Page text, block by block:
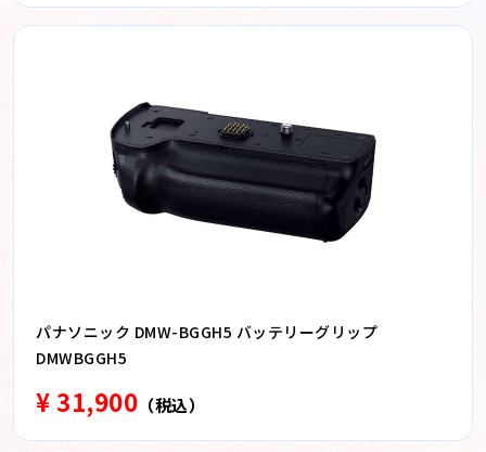
パナソニック DMW-BGGH5 バッテリーグリップ
DMWBGGH5
¥ 31,900 （税込）